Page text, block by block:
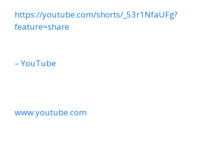
https://youtube.com/shorts/_53r1NfaUFg?
feature=share
– YouTube
www.youtube.com